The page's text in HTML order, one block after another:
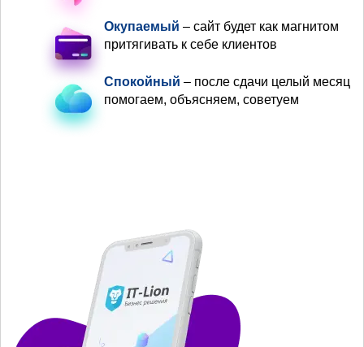
Окупаемый – сайт будет как магнитом
притягивать к себе клиентов
Спокойный – после сдачи целый месяц
помогаем, объясняем, советуем